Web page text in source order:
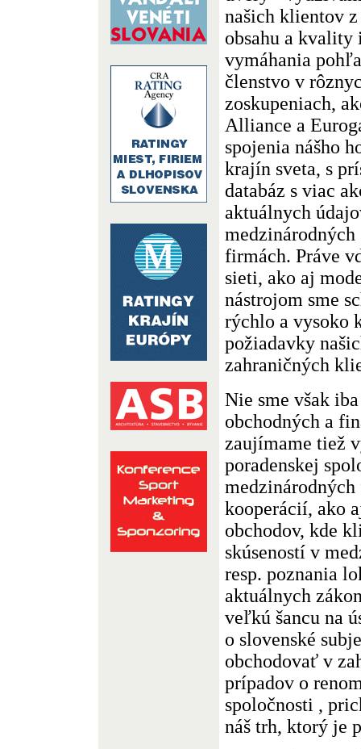
našich klientov
obsahu a
vymáhania
členstvo v
zoskupeniach,
Alliance a
spojenia nášho
krajín sveta, s
databáz s viac
aktuálnych
medzinárodných
firmách. Práve
sieti, ako aj
nástrojom sme
rýchlo a vysoko
požiadavky
zahraničných
Nie sme však
obchodných a
zaujímame tiež
poradenskej
kooperácií, ako
obchodov, kde
skúseností v
resp. poznania
aktuálnych
veľkú šancu na
o slovenské
obchodovať v
prípadov o
spoločnosti ,
náš trh, ktorý je